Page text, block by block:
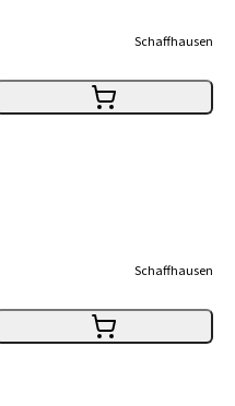
Schaffhausen
Schaffhausen